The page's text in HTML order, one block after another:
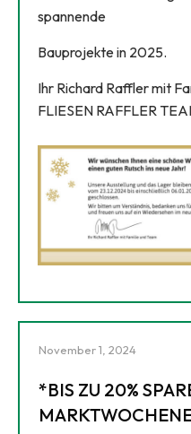
spannende
Bauprojekte in 2025.
Ihr Richard Raffler mit
FLIESEN RAFFLER
November 1, 2024
*BIS ZU 20%